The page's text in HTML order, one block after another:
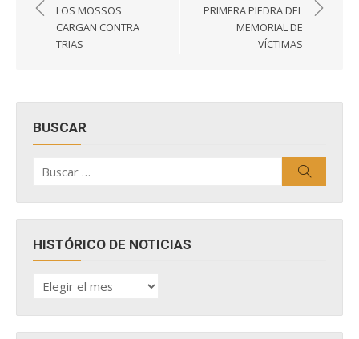
de
entradas
LOS MOSSOS
CARGAN CONTRA
TRIAS
PRIMERA PIEDRA DEL
MEMORIAL DE
VÍCTIMAS
BUSCAR
por:
HISTÓRICO DE NOTICIAS
HISTÓRICO
DE